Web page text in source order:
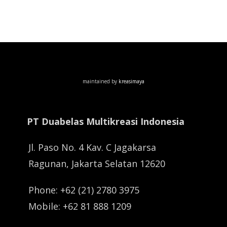
maintained by kreasimaya
PT Duabelas Multikreasi Indonesia
Jl. Paso No. 4 Kav. C Jagakarsa
Ragunan, Jakarta Selatan 12620
Phone: +62 (21) 2780 3975
Mobile: +62 81 888 1209